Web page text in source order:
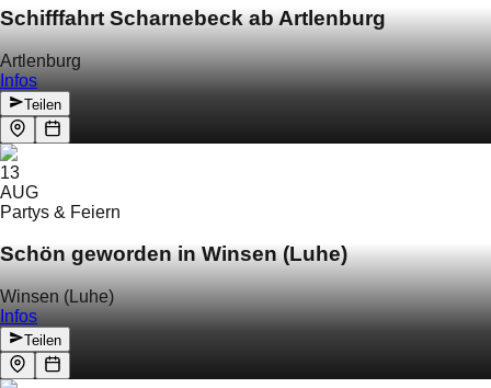
Schifffahrt Scharnebeck ab Artlenburg
Artlenburg
Infos
Teilen
13
AUG
Partys & Feiern
Schön geworden in Winsen (Luhe)
Winsen (Luhe)
Infos
Teilen